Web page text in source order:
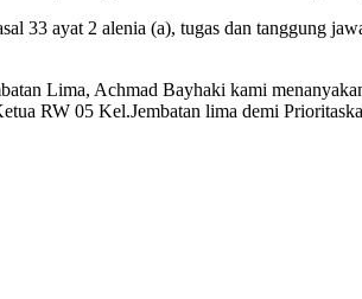
33 ayat 2 alenia (a), tugas dan tanggung
Lima, Achmad Bayhaki kami
RW 05 Kel.Jembatan lima demi